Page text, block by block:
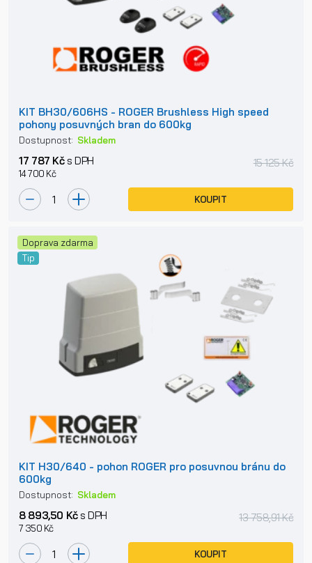
KIT BH30/606HS - ROGER Brushless High speed
pohony posuvných bran do 600kg
Dostupnost: Skladem
17 787 Kčs DPH
14 700 Kč
15 125 Kč
KOUPIT
Doprava zdarma
Tip
KIT H30/640 - pohon ROGER pro posuvnou bránu do
600kg
Dostupnost: Skladem
8 893,50 Kčs DPH
7 350 Kč
13 758,91 Kč
KOUPIT